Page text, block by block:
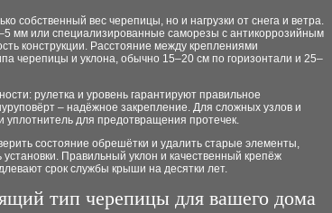
собственный вес черепицы, но и нагрузки от снега и ветра.
мм или специализированные саморезы с антикоррозийным
конструкции. Расстояние между креплениями
черепицы и уклона, обычно 15–20 см по горизонтали и 25–
рулетка и уровень гарантируют правильное
– надёжное закрепление. Для сложных узлов и
для предотвращения протечек.
состояние обрешётки и удалить старые элементы,
установки. Правильный уклон и качественный крепёж
срок службы крыши на десятки лет.
тип черепицы для вашего дома